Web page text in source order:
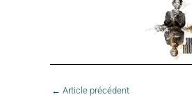
← Article précédent